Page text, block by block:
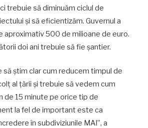
trebuie să diminuăm ciclul de
și să eficientizăm. Guvernul a
aproximativ 500 de milioane de euro.
doi ani trebuie să fie șantier.
să știm clar cum reducem timpul de
al țării și trebuie să vedem cum
de 15 minute pe orice tip de
la fel de important este ca
în subdiviziunile MAI”, a